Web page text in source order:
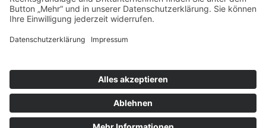
nach oben
Impressum|Datenschutz
Ihnen gefällt, was Sie lesen?
Dann teilen Sie es mit anderen!
X